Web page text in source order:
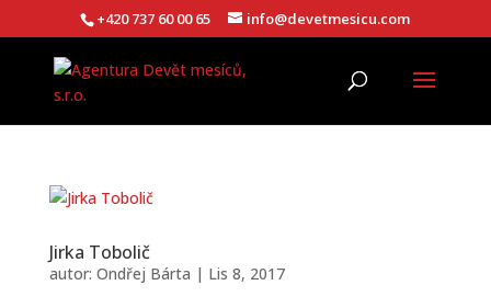
+420 737 60 00 65 info@devetmesicu.com
Jirka Tobolič
autor: Ondřej Bárta | Lis 8, 2017